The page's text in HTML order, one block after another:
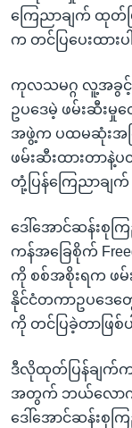
ညွန်း
စာမျက်နှာ
ကျော်
ကြည့်
ရှာဖွေ
နေရာ
ကျော်
ရန်
သုတပဒေသာ အင်္ဂ
Learning English
ဗွီအိုအေ လူမှုကွန်ယက်မ
ဘာသာစကားမျ
ကြေညာချက် ထုတ်
က တင်ပြပေးထား
ကုလသမဂ္ဂ လူ့အခွင့်အ
ဥပဒေမဲ့ ဖမ်းဆီး
အဖွဲ့က ပထမဆုံးအက
ဖမ်းဆီးထားတ
တုံ့ပြန်ကြေညာချ
ဒေါ်အောင်ဆန်းစု
ကန်အခြေစိုက်
ကို စစ်အစိုးရက ဖမ်
နိုင်ငံတကာဥပဒေ
ကို တင်ပြခဲ့တာဖြစ်
ဒီလိုထုတ်ပြန်ချက်က
အတွက် ဘယ်လောက်
ဒေါ်အောင်ဆန်းစု